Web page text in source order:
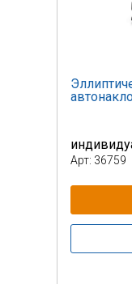
Арт: 36759